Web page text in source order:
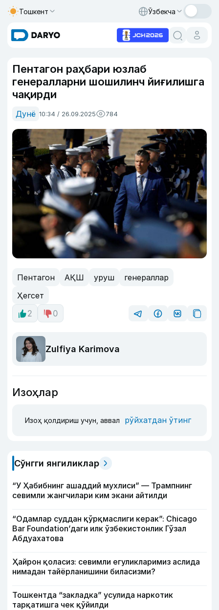
Тошкент Ўзбекча
Пентагон раҳбари юзлаб
генералларни шошилинч йиғилишга
чақирди
Дунё 10:34 / 26.09.2025 784
Пентагон АҚШ уруш
генераллар
Ҳегсет
2
0
Zulfiya Karimova
Изоҳлар
Изоҳ қолдириш учун, аввал рўйхатдан ўтинг
Сўнгги янгиликлар
“У Ҳабибнинг ашаддий мухлиси” — Трампнинг
севимли жангчилари ким экани айтилди
“Одамлар суддан қўрқмаслиги керак”: Chicago
Bar Foundation’даги илк ўзбекистонлик Гўзал
Абдуахатова
Ҳайрон қоласиз: севимли егуликларимиз аслида
нимадан тайёрланишини биласизми?
Тошкентда “закладка” усулида наркотик
тарқатишга чек қўйилди